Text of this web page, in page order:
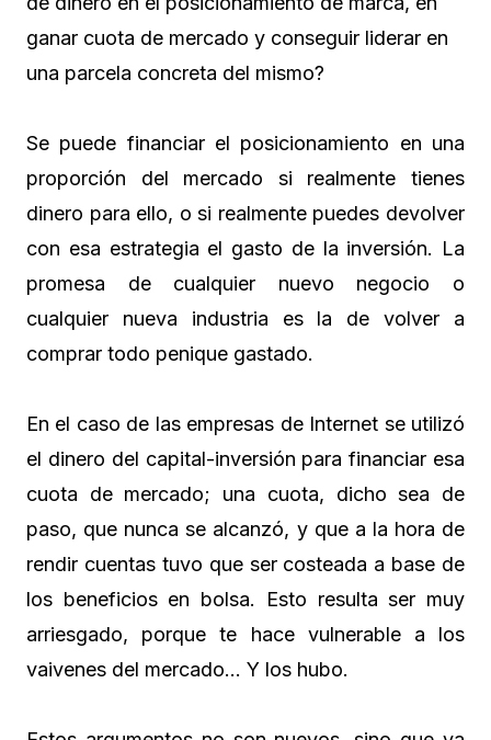
ganar cuota de mercado y conseguir liderar en
una parcela concreta del mismo?
Se puede financiar el posicionamiento en una
proporción del mercado si realmente tienes
dinero para ello, o si realmente puedes devolver
con esa estrategia el gasto de la inversión. La
promesa de cualquier nuevo negocio o
cualquier nueva industria es la de volver a
comprar todo penique gastado.
En el caso de las empresas de Internet se utilizó
el dinero del capital-inversión para financiar esa
cuota de mercado; una cuota, dicho sea de
paso, que nunca se alcanzó, y que a la hora de
rendir cuentas tuvo que ser costeada a base de
los beneficios en bolsa. Esto resulta ser muy
arriesgado, porque te hace vulnerable a los
vaivenes del mercado… Y los hubo.